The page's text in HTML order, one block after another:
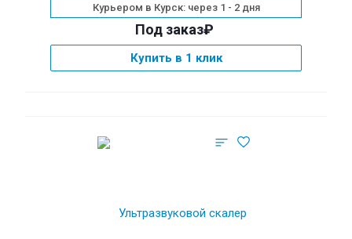
Курьером в Курск: через 1 - 2 дня
Под заказ₽
Купить в 1 клик